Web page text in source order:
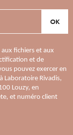
OK
fichiers et aux
et de
pouvez exercer en
Laboratoire Rivadis,
Louzy, en
et numéro client